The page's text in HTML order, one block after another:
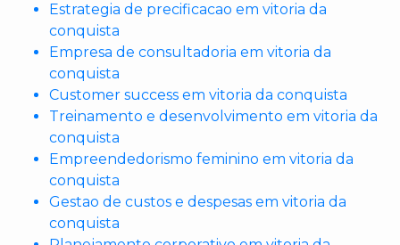
Estrategia de precificacao em vitoria da
conquista
Empresa de consultadoria em vitoria da
conquista
Customer success em vitoria da conquista
Treinamento e desenvolvimento em vitoria da
conquista
Empreendedorismo feminino em vitoria da
conquista
Gestao de custos e despesas em vitoria da
conquista